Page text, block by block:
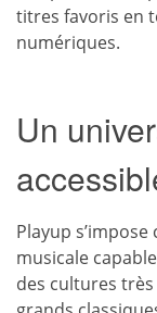
titres favoris en
numériques.
Un
Playup
musicale
des cultures très